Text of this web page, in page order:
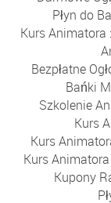
Płyn do
Kurs Animatora :
Bezpłatne
Bańki
Szkolenie
Kurs
Kurs
Kurs
Kupony